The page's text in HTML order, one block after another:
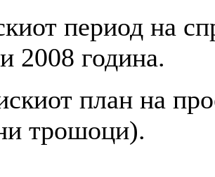
период на
2008 година.
план на
трошоци).